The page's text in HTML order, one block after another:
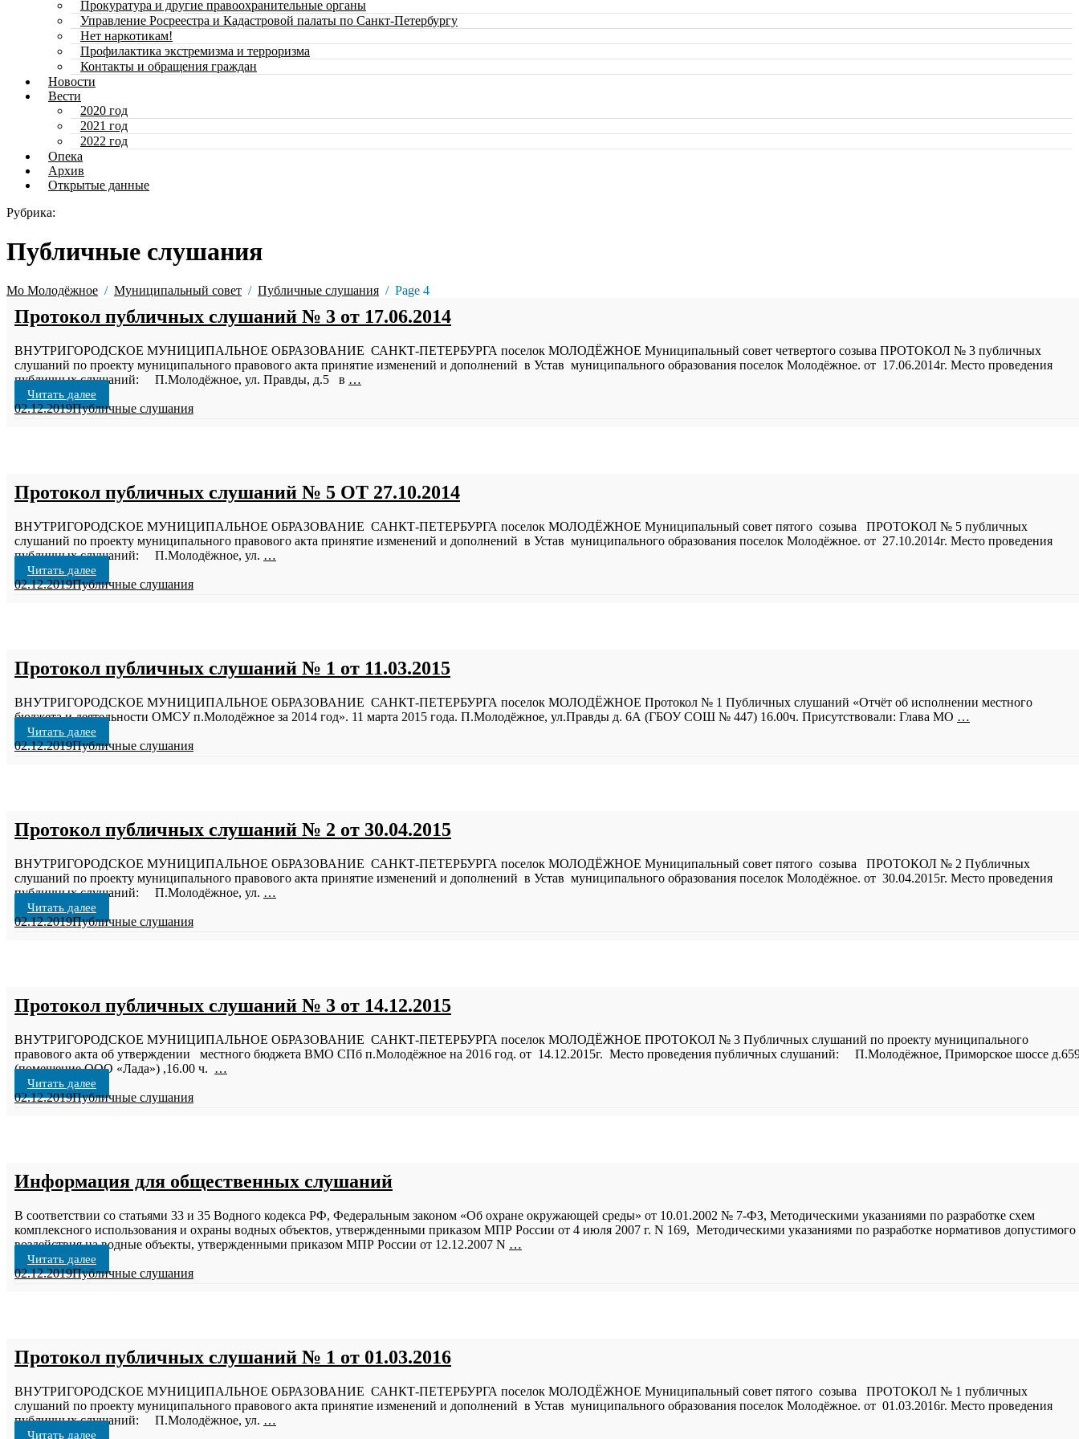
Прокуратура и другие правоохранительные органы
Управление Росреестра и Кадастровой палаты по Санкт-Петербургу
Нет наркотикам!
Профилактика экстремизма и терроризма
Контакты и обращения граждан
Новости
Вести
2020 год
2021 год
2022 год
Опека
Архив
Открытые данные
Рубрика:
Публичные слушания
Мо Молодёжное Муниципальный совет Публичные слушания Page 4
Протокол публичных слушаний № 3 от 17.06.2014
ВНУТРИГОРОДСКОЕ МУНИЦИПАЛЬНОЕ ОБРАЗОВАНИЕ САНКТ-ПЕТЕРБУРГА поселок МОЛОДЁЖНОЕ Муниципальный совет четвертого созыва ПРОТОКОЛ № 3 публичных
слушаний по проекту муниципального правового акта принятие изменений и дополнений в Устав муниципального образования поселок Молодёжное. от 17.06.2014г. Место проведения
публичных слушаний: П.Молодёжное, ул. Правды, д.5 в …
Читать далее
02.12.2019Публичные слушания
Протокол публичных слушаний № 5 ОТ 27.10.2014
ВНУТРИГОРОДСКОЕ МУНИЦИПАЛЬНОЕ ОБРАЗОВАНИЕ САНКТ-ПЕТЕРБУРГА поселок МОЛОДЁЖНОЕ Муниципальный совет пятого созыва ПРОТОКОЛ № 5 публичных
слушаний по проекту муниципального правового акта принятие изменений и дополнений в Устав муниципального образования поселок Молодёжное. от 27.10.2014г. Место проведения
публичных слушаний: П.Молодёжное, ул. …
Читать далее
02.12.2019Публичные слушания
Протокол публичных слушаний № 1 от 11.03.2015
ВНУТРИГОРОДСКОЕ МУНИЦИПАЛЬНОЕ ОБРАЗОВАНИЕ САНКТ-ПЕТЕРБУРГА поселок МОЛОДЁЖНОЕ Протокол № 1 Публичных слушаний «Отчёт об исполнении местного
бюджета и деятельности ОМСУ п.Молодёжное за 2014 год». 11 марта 2015 года. П.Молодёжное, ул.Правды д. 6А (ГБОУ СОШ № 447) 16.00ч. Присутствовали: Глава МО …
Читать далее
02.12.2019Публичные слушания
Протокол публичных слушаний № 2 от 30.04.2015
ВНУТРИГОРОДСКОЕ МУНИЦИПАЛЬНОЕ ОБРАЗОВАНИЕ САНКТ-ПЕТЕРБУРГА поселок МОЛОДЁЖНОЕ Муниципальный совет пятого созыва ПРОТОКОЛ № 2 Публичных
слушаний по проекту муниципального правового акта принятие изменений и дополнений в Устав муниципального образования поселок Молодёжное. от 30.04.2015г. Место проведения
публичных слушаний: П.Молодёжное, ул. …
Читать далее
02.12.2019Публичные слушания
Протокол публичных слушаний № 3 от 14.12.2015
ВНУТРИГОРОДСКОЕ МУНИЦИПАЛЬНОЕ ОБРАЗОВАНИЕ САНКТ-ПЕТЕРБУРГА поселок МОЛОДЁЖНОЕ ПРОТОКОЛ № 3 Публичных слушаний по проекту муниципального
правового акта об утверждении местного бюджета ВМО СПб п.Молодёжное на 2016 год. от 14.12.2015г. Место проведения публичных слушаний: П.Молодёжное, Приморское шоссе
(помещение ООО «Лада») ,16.00 ч. …
Читать далее
02.12.2019Публичные слушания
Информация для общественных слушаний
В соответствии со статьями 33 и 35 Водного кодекса РФ, Федеральным законом «Об охране окружающей среды» от 10.01.2002 № 7-ФЗ, Методическими указаниями по разработке схем
комплексного использования и охраны водных объектов, утвержденными приказом МПР России от 4 июля 2007 г. N 169, Методическими указаниями по разработке нормативов допустимого
воздействия на водные объекты, утвержденными приказом МПР России от 12.12.2007 N …
Читать далее
02.12.2019Публичные слушания
Протокол публичных слушаний № 1 от 01.03.2016
ВНУТРИГОРОДСКОЕ МУНИЦИПАЛЬНОЕ ОБРАЗОВАНИЕ САНКТ-ПЕТЕРБУРГА поселок МОЛОДЁЖНОЕ Муниципальный совет пятого созыва ПРОТОКОЛ № 1 публичных
слушаний по проекту муниципального правового акта принятие изменений и дополнений в Устав муниципального образования поселок Молодёжное. от 01.03.2016г. Место проведения
публичных слушаний: П.Молодёжное, ул. …
Читать далее